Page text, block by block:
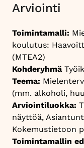
Arviointi
Toimintamalli:
koulutus:
(MTEA2)
Kohderyhmä
Teema:
(mm. alkoholi,
Arviointiluokka:
näyttöä,
Kokemustietoon
Toimintamallin